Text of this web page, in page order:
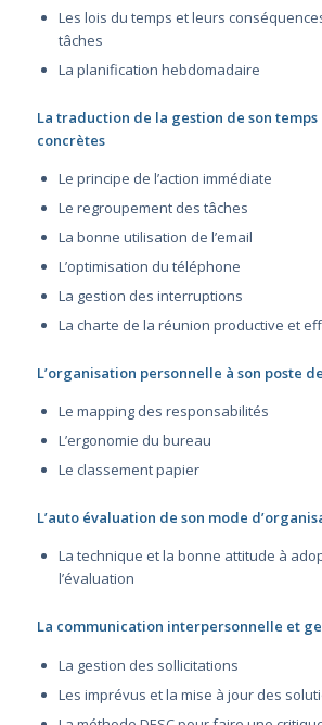
Les lois du temps et leurs
tâches
La planification hebdomadaire
La traduction de la gestion de son temps
concrètes
Le principe de l’action immédiate
Le regroupement des tâches
La bonne utilisation de l’email
L’optimisation du téléphone
La gestion des interruptions
La charte de la réunion productive et
L’organisation personnelle à son poste
Le mapping des responsabilités
L’ergonomie du bureau
Le classement papier
L’auto évaluation de son mode
La technique et la bonne attitude à
l’évaluation
La communication interpersonnelle et
La gestion des sollicitations
Les imprévus et la mise à jour des